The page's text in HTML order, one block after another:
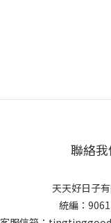
聯絡我
天天好日子
統編：